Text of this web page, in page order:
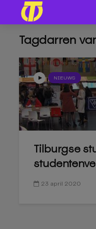
Tagdarren
NIEUWS
Tilburgse
23 april 2020